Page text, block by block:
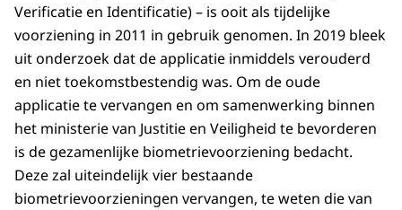
Verificatie en Identificatie) – is ooit als tijdelijke
voorziening in 2011 in gebruik genomen. In 2019 bleek
uit onderzoek dat de applicatie inmiddels verouderd
en niet toekomstbestendig was. Om de oude
applicatie te vervangen en om samenwerking binnen
het ministerie van Justitie en Veiligheid te bevorderen
is de gezamenlijke biometrievoorziening bedacht.
Deze zal uiteindelijk vier bestaande
biometrievoorzieningen vervangen, te weten die van